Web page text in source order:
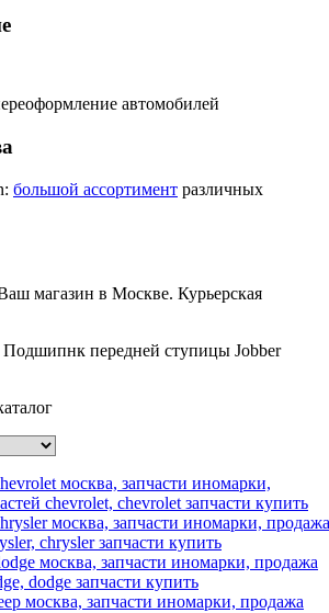
автомобилей
большой ассортимент различных
магазин в Москве. Курьерская
Подшипнк передней ступицы Jobber